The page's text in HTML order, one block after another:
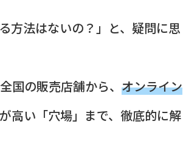
方法はないの？」と、疑問に思
国の販売店舗から、 オンライン
高い「穴場」まで、徹底的に解